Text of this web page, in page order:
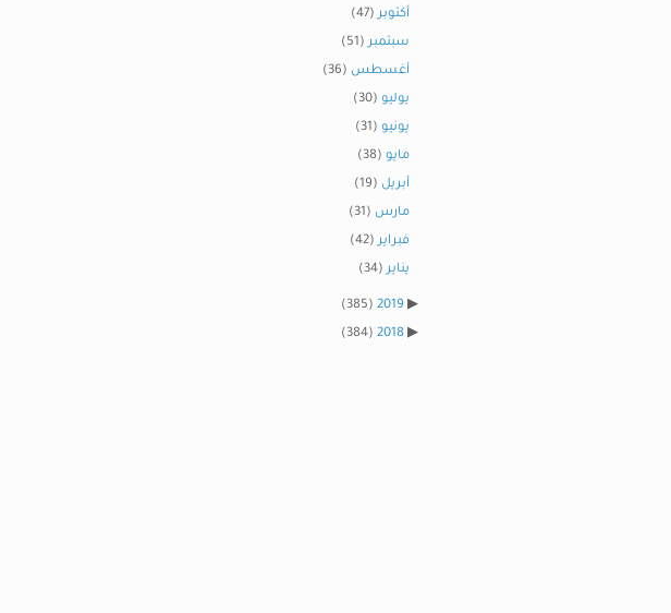
أكتوبر(47)
سبتمبر(51)
أغسطس (36)
يوليو (30)
يونيو (31)
مايو (38)
أبريل (19)
مارس (31)
فبراير(42)
يناير(34)
2019
(385)
2018
(384)